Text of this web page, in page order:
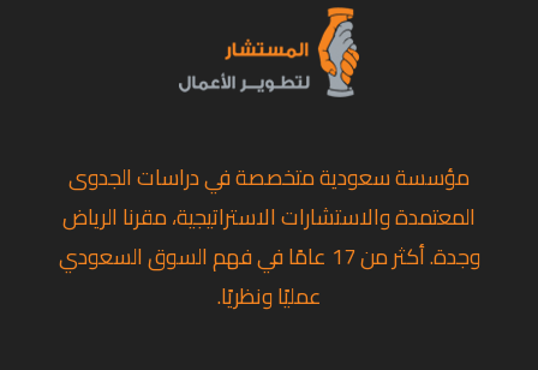
مؤسسة سعودية متخصصة في دراسات الجدوى
المعتمدة والاستشارات الاستراتيجية، مقرنا الرياض
وجدة. أكثر من 17 عامًا في فهم السوق السعودي
عمليًا ونظريًا.